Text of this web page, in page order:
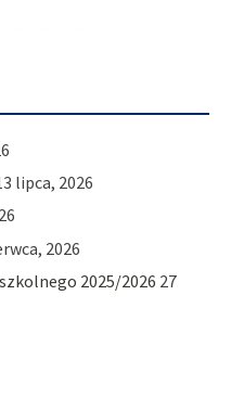
lipca, 2026
2026
2025/2026 27